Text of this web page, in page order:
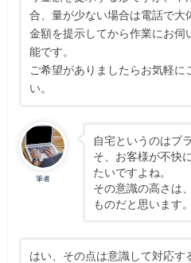
合、量が少ない場合は電話で大
金額を提示してから作業にお伺
能です。
ご希望がありましたらお気軽に
い。
筆者
自宅というのはプ
そ、お客様が不快
たいですよね。
その意識の高さは
ものだと思います。
はい、その点は意識して対応す